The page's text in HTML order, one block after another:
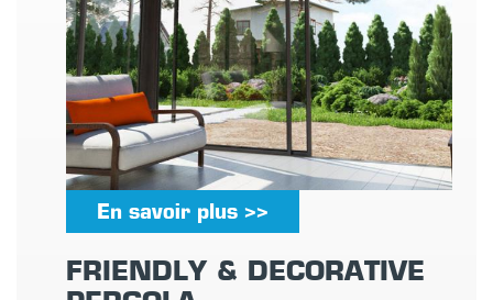
En savoir plus >>
FRIENDLY & DECORATIVE